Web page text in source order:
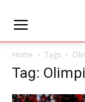
Home Tags
Tag: